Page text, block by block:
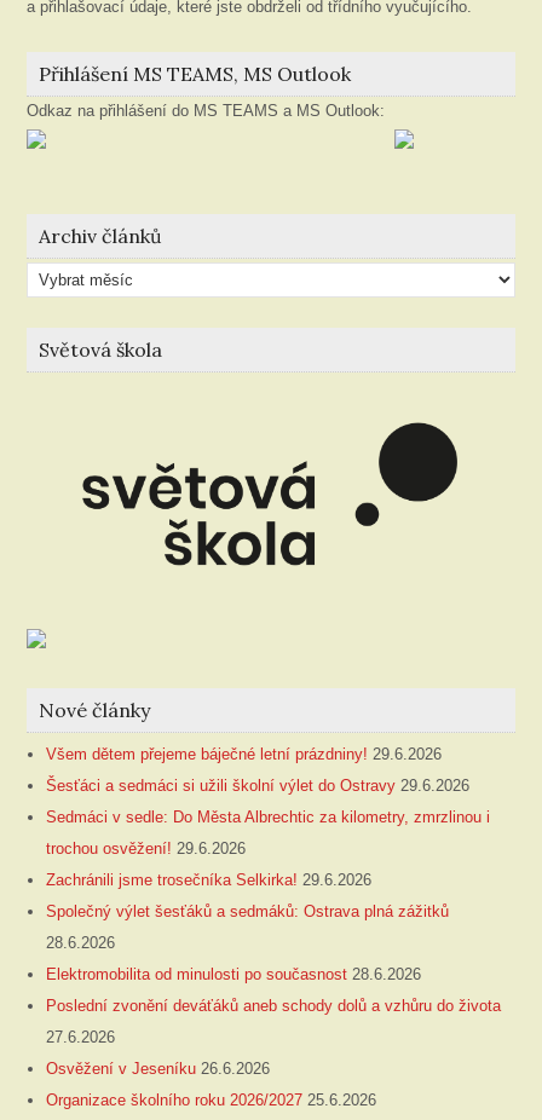
a přihlašovací údaje, které jste obdrželi od třídního vyučujícího.
Přihlášení MS TEAMS, MS Outlook
Odkaz na přihlášení do MS TEAMS a MS Outlook:
Archiv článků
Archiv
článků
Světová škola
Nové články
Všem dětem přejeme báječné letní prázdniny! 29.6.2026
Šesťáci a sedmáci si užili školní výlet do Ostravy 29.6.2026
Sedmáci v sedle: Do Města Albrechtic za kilometry, zmrzlinou i
trochou osvěžení! 29.6.2026
Zachránili jsme trosečníka Selkirka! 29.6.2026
Společný výlet šesťáků a sedmáků: Ostrava plná zážitků
28.6.2026
Elektromobilita od minulosti po současnost 28.6.2026
Poslední zvonění deváťáků aneb schody dolů a vzhůru do života
27.6.2026
Osvěžení v Jeseníku 26.6.2026
Organizace školního roku 2026/2027 25.6.2026